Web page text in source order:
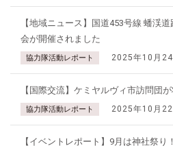
【地域ニュース】国道453号線 蟠渓
会が開催されました
協力隊活動レポート 2025年10月24
【国際交流】ケミヤルヴィ市訪問団
協力隊活動レポート 2025年10月22
【イベントレポート】9月は神社祭